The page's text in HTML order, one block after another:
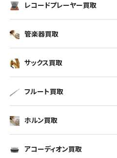
レコードプレーヤー買取
管楽器買取
サックス買取
フルート買取
ホルン買取
アコーディオン買取